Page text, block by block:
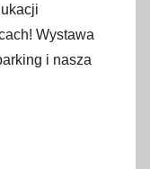
Wystawa
i nasza